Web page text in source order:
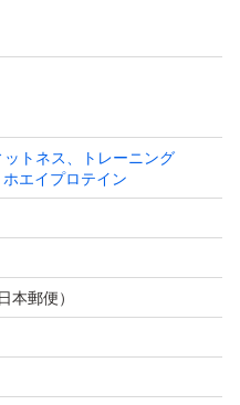
ければ
ットネス、トレーニング
ホエイプロテイン
本郵便）